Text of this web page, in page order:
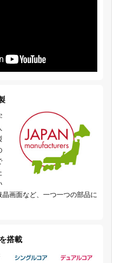
画面など、一つ一つの部品に
搭載